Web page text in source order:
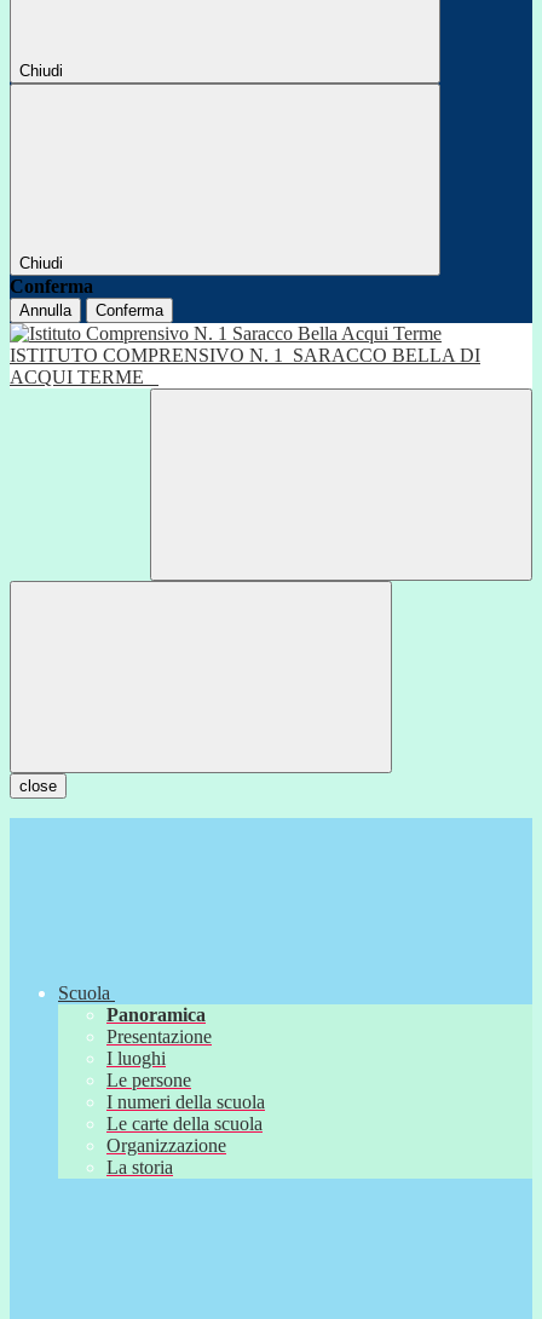
Chiudi
Chiudi
Conferma
Annulla Conferma
ISTITUTO COMPRENSIVO N. 1
SARACCO BELLA DI
ACQUI TERME
close
Scuola
Panoramica
Presentazione
I luoghi
Le persone
I numeri della scuola
Le carte della scuola
Organizzazione
La storia